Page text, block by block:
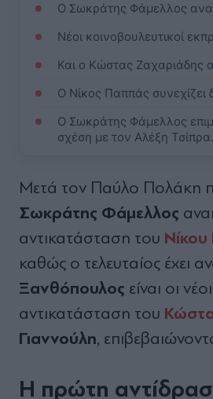
Ο Σωκράτης Φάμελλος
Νέοι κοινοβουλευτικοί
Και ο Κώστας Ζαχαριάδης
Ο Νίκος Παππάς συνεχίζει
Ο Σωκράτης Φάμελλος
σχέση με τον Αλέξη Τσίπρα.
Μετά τον Παύλο Πολάκη
Σωκράτης Φάμελλος
αντικατάσταση του Νίκου
καθώς ο τελευταίος έχει
Ξανθόπουλος είναι οι
αντικατάσταση του
Γιαννούλη,
Η πρώτη